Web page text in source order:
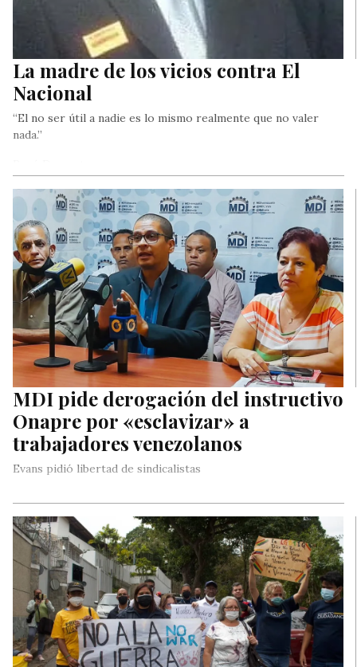
La madre de los vicios contra El
Nacional
“El no ser útil a nadie es lo mismo realmente que no valer
nada.”
MDI pide derogación del instructivo
Onapre por «esclavizar» a
trabajadores venezolanos
Evans pidió libertad de sindicalistas